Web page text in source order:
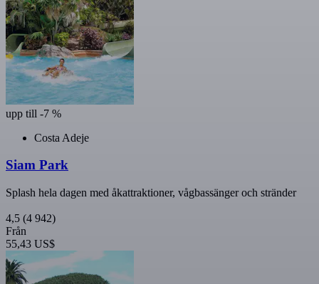
upp till -7 %
Costa Adeje
Siam Park
Splash hela dagen med åkattraktioner, vågbassänger och stränder
4,5 (4 942)
Från
55,43 US$